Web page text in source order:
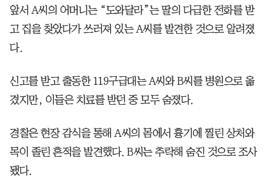
앞서 A씨의 어머니는 “도와달라”는 딸의 다급한 전화를 받
고 집을 찾았다가 쓰러져 있는 A씨를 발견한 것으로 알려졌
다.
신고를 받고 출동한 119구급대는 A씨와 B씨를 병원으로 옮
겼지만, 이들은 치료를 받던 중 모두 숨졌다.
경찰은 현장 감식을 통해 A씨의 몸에서 흉기에 찔린 상처와
목이 졸린 흔적을 발견했다. B씨는 추락해 숨진 것으로 조사
됐다.